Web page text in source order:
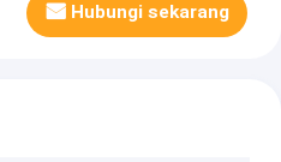
Hubungi sekarang